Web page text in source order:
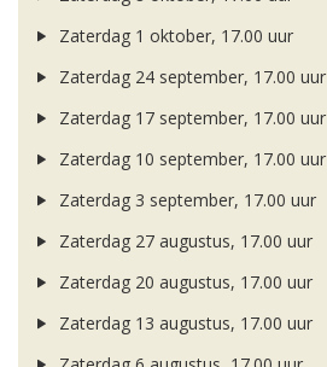
Zaterdag 1 oktober, 17.00 uur
Zaterdag 24 september, 17.00 uur
Zaterdag 17 september, 17.00 uur
Zaterdag 10 september, 17.00 uur
Zaterdag 3 september, 17.00 uur
Zaterdag 27 augustus, 17.00 uur
Zaterdag 20 augustus, 17.00 uur
Zaterdag 13 augustus, 17.00 uur